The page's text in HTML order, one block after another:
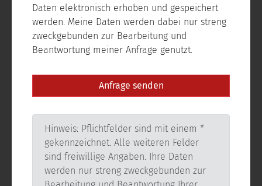
Daten elektronisch erhoben und gespeichert
werden. Meine Daten werden dabei nur streng
zweckgebunden zur Bearbeitung und
Beantwortung meiner Anfrage genutzt.
Hinweis: Pflichtfelder sind mit einem *
gekennzeichnet. Alle weiteren Felder
sind freiwillige Angaben. Ihre Daten
werden nur streng zweckgebunden zur